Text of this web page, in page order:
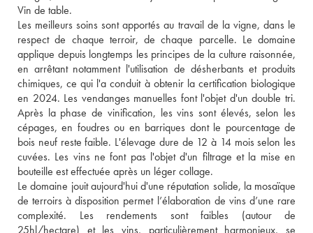
Vin de table.
Les meilleurs soins sont apportés au travail de la vigne, dans le
respect de chaque terroir, de chaque parcelle. Le domaine
applique depuis longtemps les principes de la culture raisonnée,
en arrêtant notamment l'utilisation de désherbants et produits
chimiques, ce qui l'a conduit à obtenir la certification biologique
en 2024. Les vendanges manuelles font l'objet d'un double tri.
Après la phase de vinification, les vins sont élevés, selon les
cépages, en foudres ou en barriques dont le pourcentage de
bois neuf reste faible. L'élevage dure de 12 à 14 mois selon les
cuvées. Les vins ne font pas l'objet d'un filtrage et la mise en
bouteille est effectuée après un léger collage.
Le domaine jouit aujourd'hui d'une réputation solide, la mosaïque
de terroirs à disposition permet l’élaboration de vins d’une rare
complexité. Les rendements sont faibles (autour de
25hl/hectare) et les vins, particulièrement harmonieux, se